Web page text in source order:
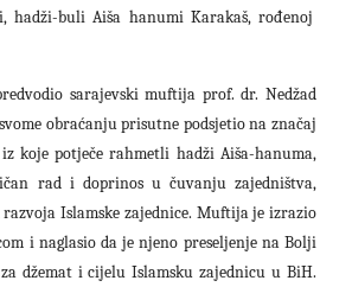
hadži-buli Aiša hanumi Karakaš, rođenoj
sarajevski muftija prof. dr. Nedžad
obraćanju prisutne podsjetio na značaj
koje potječe rahmetli hadži Aiša-hanuma,
rad i doprinos u čuvanju zajedništva,
Islamske zajednice. Muftija je izrazio
i naglasio da je njeno preseljenje na Bolji
džemat i cijelu Islamsku zajednicu u BiH.